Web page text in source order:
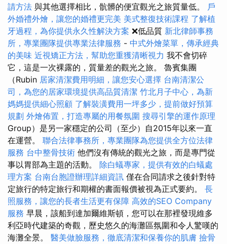
請方法 與其他選擇相比，骯髒的便宜觀光之旅質量低。 戶
外婚禮外燴，讓您的婚禮更完美 美式整復技術課程 了解植
牙過程，為你提供永久性解決方案 ❌低品質 新北律師事務
所，專業團隊提供專業法律服務 - 中式外燴菜單，傳承經典
的美味 近視矯正方法，幫助您重獲清晰視力 我不會切碎
它，這是一次裸露的，質量差的觀光之旅。 魯賓集團
（Rubin 居家清潔費用明細，讓您安心選擇 台南清潔公
司，為您的居家環境提供高品質清潔 竹北月子中心，為新
媽媽提供細心照顧 了解裝潢費用一坪多少，提前做好預算
規劃 外燴佈置，打造專屬的用餐氛圍 搜尋引擎的運作原理
Group）是另一家穩定的公司（至少）自2015年以來一直
在運營。 聯合法律事務所，專業團隊為您提供全方位法律
服務 台中整骨技術 他們沒有傳統的觀光之旅，而是專門從
事以胃部為主題的活動。 除白蟻專家，提供有效的白蟻處
理方案 台南台胞證辦理詳細資訊 僅在合同請求之後針對特
定旅行的特定旅行和期權的書面報價被視為正式要約。 長
照服務，讓您的長者生活更有保障 高效的SEO Company
服務 早晨，該船到達加爾維斯頓，您可以在那裡發現維多
利亞時代建築的奇觀，歷史悠久的海灘區氛圍和令人驚嘆的
海灘全景。 醫美做臉服務，徹底清潔和保養你的肌膚 撿骨